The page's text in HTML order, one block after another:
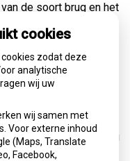
de soort brug en het
vervangen. Een
brug. Ook
om een begroting.
door de
In de polis van
welke vergoedingen u
cookies
zodat deze
analytische
wij uw
wij samen met
Voor externe inhoud
(Maps, Translate
Facebook,